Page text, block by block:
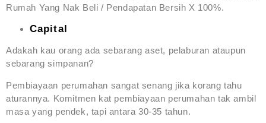
Rumah Yang Nak Beli / Pendapatan Bersih X 100%.
Capital
Adakah kau orang ada sebarang aset, pelaburan ataupun
sebarang simpanan?
Pembiayaan perumahan sangat senang jika korang tahu
aturannya. Komitmen kat pembiayaan perumahan tak ambil
masa yang pendek, tapi antara 30-35 tahun.